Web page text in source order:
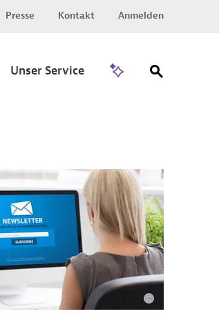
Presse Kontakt Anmelden
Unser Service